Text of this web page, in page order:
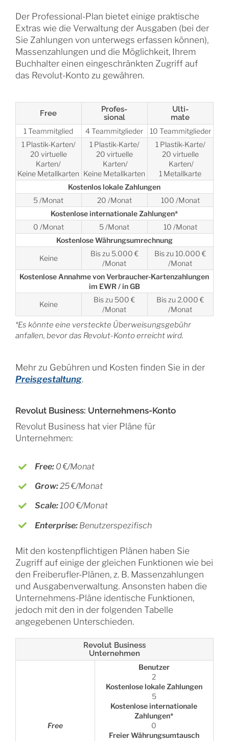
Der Professional-Plan bietet einige praktische
Extras wie die Verwaltung der Ausgaben (bei der
Sie Zahlungen von unterwegs erfassen können),
Massenzahlungen und die Möglichkeit, Ihrem
Buchhalter einen eingeschränkten Zugriff auf
das Revolut-Konto zu gewähren.
Free
Profes-
sional
Ulti-
mate
1 Teammitglied 4 Teammitglieder
10 Teammitglieder
1 Plastik-Karten/
20 virtuelle
Karten/
Keine Metallkarten
1 Plastik-Karte/
20 virtuelle
Karten/
Keine Metallkarten
1 Plastik-Karte/
20 virtuelle
Karten/
1 Metallkarte
Kostenlos lokale Zahlungen
5 /Monat
20 /Monat
100 /Monat
Kostenlose internationale Zahlungen*
0 /Monat
5 /Monat
10 /Monat
Kostenlose Währungsumrechnung
Keine
Bis zu 5.000 €
/Monat
Bis zu 10.000 €
/Monat
Kostenlose Annahme von Verbraucher-Kartenzahlungen
im EWR / in GB
Keine
Bis zu 500 €
/Monat
Bis zu 2.000 €
/Monat
*Es könnte eine versteckte Überweisungsgebühr
anfallen, bevor das Revolut-Konto erreicht wird.
Mehr zu Gebühren und Kosten finden Sie in der
Preisgestaltung.
Revolut Business: Unternehmens-Konto
Revolut Business hat vier Pläne für
Unternehmen:
Free: 0€/Monat
Grow:25€/Monat
Scale:100€/Monat
Enterprise: Benutzerspezifisch
Mit den kostenpflichtigen Plänen haben Sie
Zugriff auf einige der gleichen Funktionen wie bei
den Freiberufler-Plänen, z. B. Massenzahlungen
und Ausgabenverwaltung. Ansonsten haben die
Unternehmens-Pläne identische Funktionen,
jedoch mit den in der folgenden Tabelle
angegebenen Unterschieden.
Revolut Business
Unternehmen
Free
Benutzer
2
Kostenlose lokale Zahlungen
5
Kostenlose internationale
Zahlungen*
0
Freier Währungsumtausch